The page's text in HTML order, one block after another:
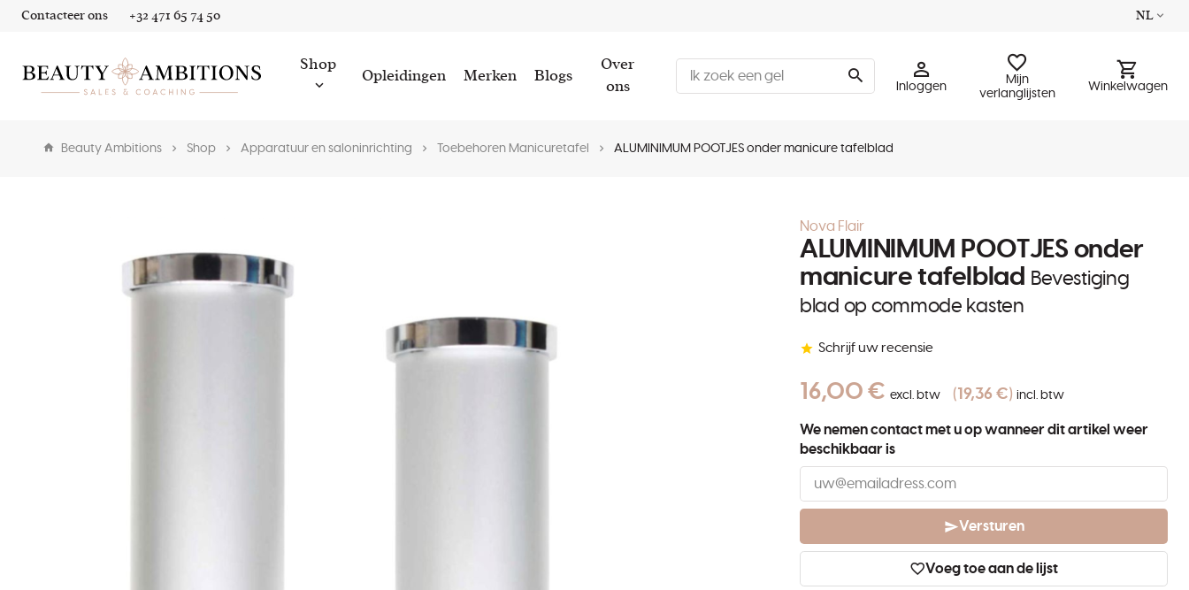
Contacteer ons +32 471 65 74 50 NL
Shop
Opleidingen Merken Blogs
Over
ons
Inloggen
Mijn
verlanglijsten
Winkelwagen
Beauty Ambitions Shop Apparatuur en saloninrichting Toebehoren Manicuretafel ALUMINIMUM POOTJES onder manicure tafelblad
Nova Flair
ALUMINIMUM POOTJES onder
manicure tafelblad
Bevestiging
blad op commode kasten
Schrijf uw recensie
16,00 € excl. btw 19,36 € incl. btw
We nemen contact met u op wanneer dit artikel weer
beschikbaar is
Versturen
Voeg toe aan de lijst